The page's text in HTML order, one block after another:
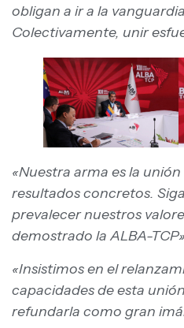
obligan a ir a la
Colectivamente, unir
«Nuestra arma es la
resultados concretos.
prevalecer nuestros
demostrado la ALBA-
«Insistimos en el
capacidades de esta
refundarla como gran